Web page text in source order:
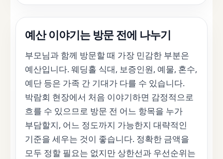
예산 이야기는 방문 전에 나누기
부모님과 함께 방문할 때 가장 민감한 부분은
예산입니다. 웨딩홀 식대, 보증인원, 예물, 혼수,
예단 등은 가족 간 기대가 다를 수 있습니다.
박람회 현장에서 처음 이야기하면 감정적으로
흐를 수 있으므로 방문 전 어느 항목을 누가
부담할지, 어느 정도까지 가능한지 대략적인
기준을 세우는 것이 좋습니다. 정확한 금액을
모두 정할 필요는 없지만 상한선과 우선순위는